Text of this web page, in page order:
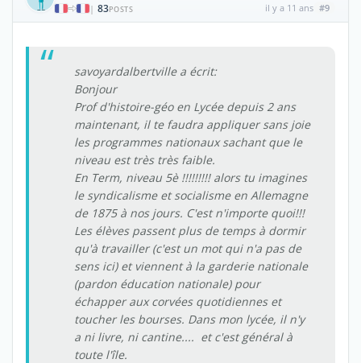
| 83POSTS il y a 11 ans #9
savoyardalbertville a écrit:
Bonjour
Prof d'histoire-géo en Lycée depuis 2 ans
maintenant, il te faudra appliquer sans joie
les programmes nationaux sachant que le
niveau est très très faible.
En Term, niveau 5è !!!!!!!!! alors tu imagines
le syndicalisme et socialisme en Allemagne
de 1875 à nos jours. C'est n'importe quoi!!!
Les élèves passent plus de temps à dormir
qu'à travailler (c'est un mot qui n'a pas de
sens ici) et viennent à la garderie nationale
(pardon éducation nationale) pour
échapper aux corvées quotidiennes et
toucher les bourses. Dans mon lycée, il n'y
a ni livre, ni cantine.... et c'est général à
toute l'île.